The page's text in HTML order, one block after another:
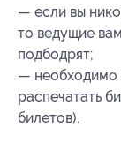
— если вы
то ведущие
подбодрят;
— необходимо
распечатать
билетов).